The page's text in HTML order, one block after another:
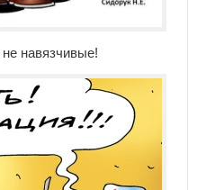
навязчивые!